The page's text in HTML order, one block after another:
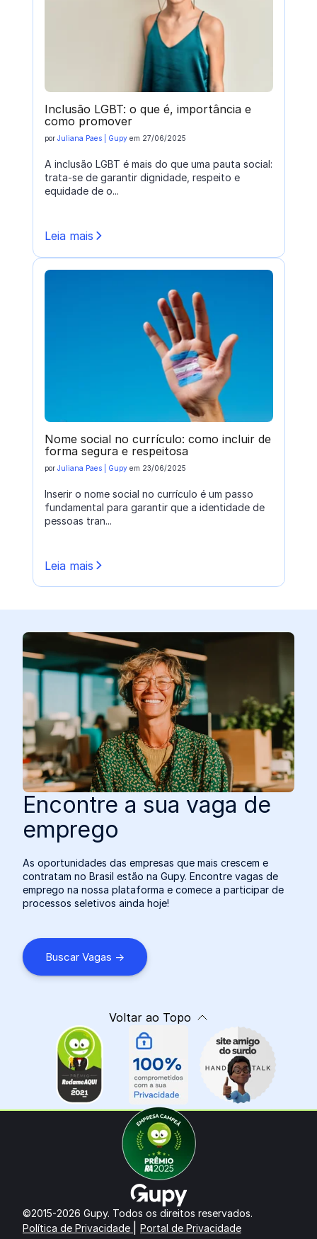
Inclusão LGBT: o que é, importância e
como promover
por Juliana Paes | Gupyem 27/06/2025
A inclusão LGBT é mais do que uma pauta social:
trata-se de garantir dignidade, respeito e
equidade de o...
Leia mais
Nome social no currículo: como incluir de
forma segura e respeitosa
por Juliana Paes | Gupyem 23/06/2025
Inserir o nome social no currículo é um passo
fundamental para garantir que a identidade de
pessoas tran...
Leia mais
Encontre a sua vaga de
emprego
As oportunidades das empresas que mais crescem e
contratam no Brasil estão na Gupy. Encontre vagas de
emprego na nossa plataforma e comece a participar de
processos seletivos ainda hoje!
Buscar Vagas ->
Voltar ao Topo
©2015-2026 Gupy. Todos os direitos reservados.
Política de Privacidade
Portal de Privacidade